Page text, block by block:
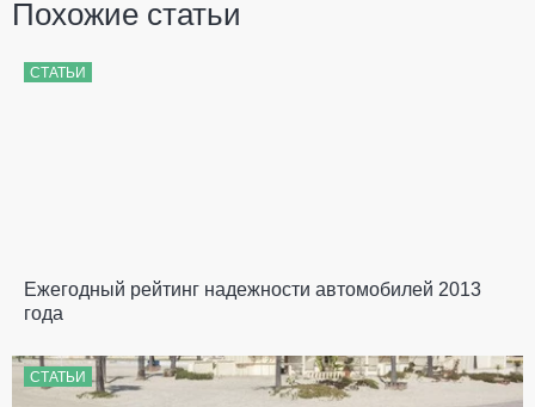
Похожие статьи
СТАТЬИ
Ежегодный рейтинг надежности автомобилей 2013
года
СТАТЬИ